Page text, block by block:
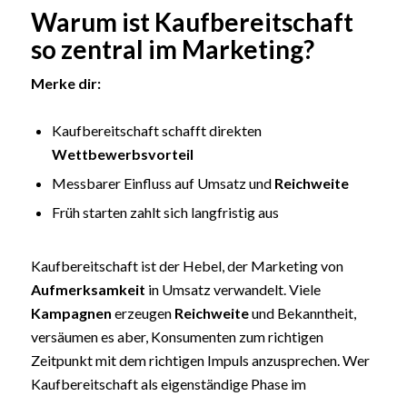
Warum ist Kaufbereitschaft
so zentral im Marketing?
Merke dir:
Kaufbereitschaft schafft direkten
Wettbewerbsvorteil
Messbarer Einfluss auf Umsatz und Reichweite
Früh starten zahlt sich langfristig aus
Kaufbereitschaft ist der Hebel, der Marketing von
Aufmerksamkeit in Umsatz verwandelt. Viele
Kampagnen erzeugen Reichweiteund Bekanntheit,
versäumen es aber, Konsumenten zum richtigen
Zeitpunkt mit dem richtigen Impuls anzusprechen. Wer
Kaufbereitschaft als eigenständige Phase im